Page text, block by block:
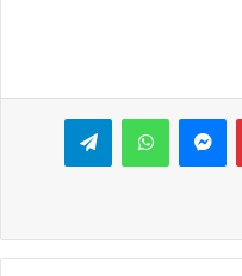
بينتيريستماسنجر واتساب تيلقرام